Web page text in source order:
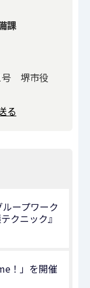
課
号 堺市役
る
ープワーク
クニック』
！」を開催